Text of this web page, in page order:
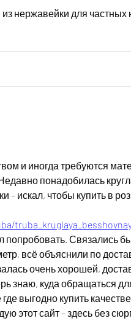
нержавейки для частных
и иногда требуются
понадобилась
– искал, чтобы купить в
Связались
всё объяснили по
очень хорошей,
знаю, куда обращаться
выгодно купить
этот сайт – здесь без